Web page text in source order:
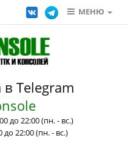
МЕНЮ
Telegram
до 22:00 (пн. - вс.)
22:00 (пн. - вс.)